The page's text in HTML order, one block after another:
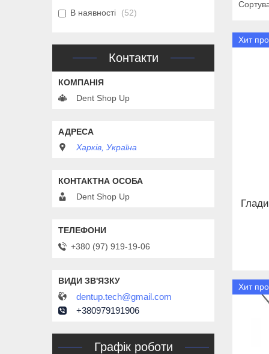
Хит
Хит
В наявності
52
Контакти
Dent Shop Up
Харків, Україна
Dent Shop Up
+380 (97) 919-19-06
dentup.tech@gmail.com
+380979191906
Графік роботи